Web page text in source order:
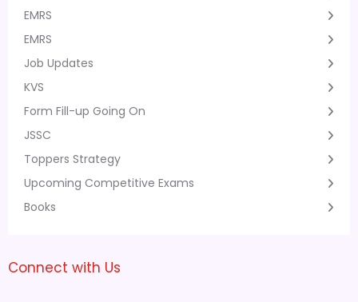
EMRS
EMRS
Job Updates
KVS
Form Fill-up Going On
JSSC
Toppers Strategy
Upcoming Competitive Exams
Books
Connect with Us